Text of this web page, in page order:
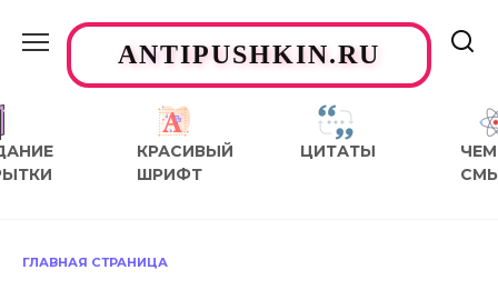
содержаниюANTIPUSHKIN.RU
КРАСИВЫЙ
ШРИФТ
ЦИТАТЫ
ЧЕМ
ГЛАВНАЯ СТРАНИЦА